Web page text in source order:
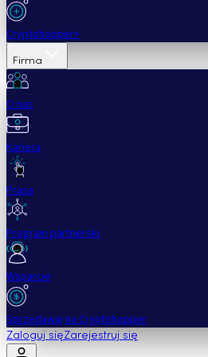
Cryptohopper+
Firma
O nas
Kariera
Prasa
Program partnerski
Wsparcie
Sprzedawaj na Cryptohopper
Zaloguj sięZarejestruj się